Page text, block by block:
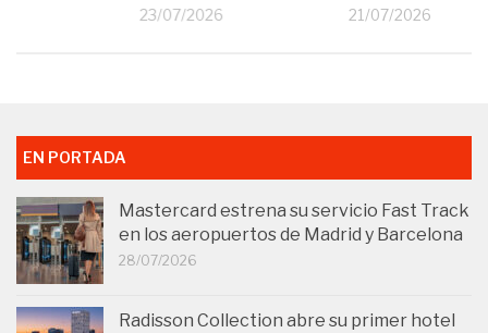
23/07/2026 21/07/2026
EN PORTADA
Mastercard estrena su servicio Fast Track
en los aeropuertos de Madrid y Barcelona
28/07/2026
Radisson Collection abre su primer hotel